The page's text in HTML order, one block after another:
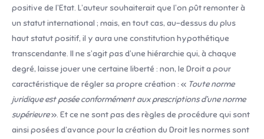
positive de l’Etat. L’auteur souhaiterait que l’on pût remonter à
un statut international ; mais, en tout cas, au-dessus du plus
haut statut positif, il y aura une constitution hypothétique
transcendante. Il ne s’agit pas d’une hiérarchie qui, à chaque
degré, laisse jouer une certaine liberté : non, le Droit a pour
caractéristique de régler sa propre création : « Toute norme
juridique est posée conformément aux prescriptions d’une norme
supérieure». Et ce ne sont pas des règles de procédure qui sont
ainsi posées d’avance pour la création du Droit les normes sont